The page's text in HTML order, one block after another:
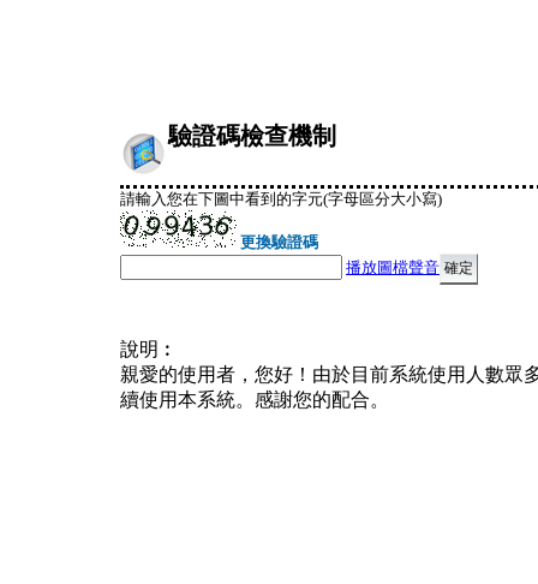
驗證碼檢查機制
請輸入您在下圖中看到的字元(字母區分大小寫)
更換驗證碼
播放圖檔聲音
說明︰
親愛的使用者，您好！由於目前系統使用人數眾
續使用本系統。感謝您的配合。